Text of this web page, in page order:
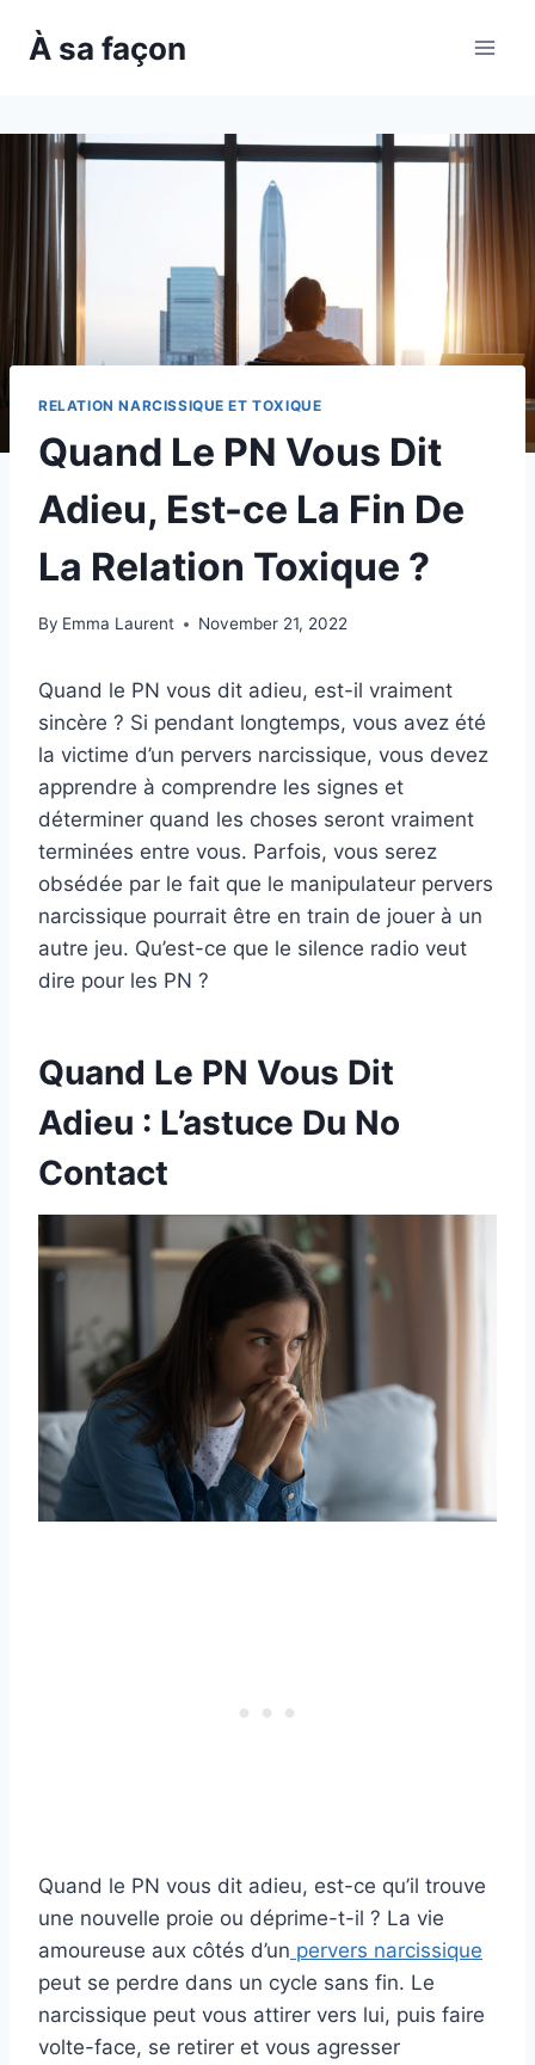
À sa façon
RELATION NARCISSIQUE ET TOXIQUE
Quand Le PN Vous Dit
Adieu, Est-ce La Fin De
La Relation Toxique ?
By Emma Laurent November 21, 2022
Quand le PN vous dit adieu, est-il vraiment
sincère ? Si pendant longtemps, vous avez été
la victime d’un pervers narcissique, vous devez
apprendre à comprendre les signes et
déterminer quand les choses seront vraiment
terminées entre vous. Parfois, vous serez
obsédée par le fait que le manipulateur pervers
narcissique pourrait être en train de jouer à un
autre jeu. Qu’est-ce que le silence radio veut
dire pour les PN ?
Quand Le PN Vous Dit
Adieu : L’astuce Du No
Contact
Quand le PN vous dit adieu, est-ce qu’il trouve
une nouvelle proie ou déprime-t-il ? La vie
amoureuse aux côtés d’un pervers narcissique
peut se perdre dans un cycle sans fin. Le
narcissique peut vous attirer vers lui, puis faire
volte-face, se retirer et vous agresser